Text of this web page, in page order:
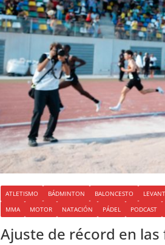
ATLETISMO BÁDMINTON BALONCESTO
MMA
MOTOR NATACIÓN PÁDEL PODCAST
Ajuste de récord en las